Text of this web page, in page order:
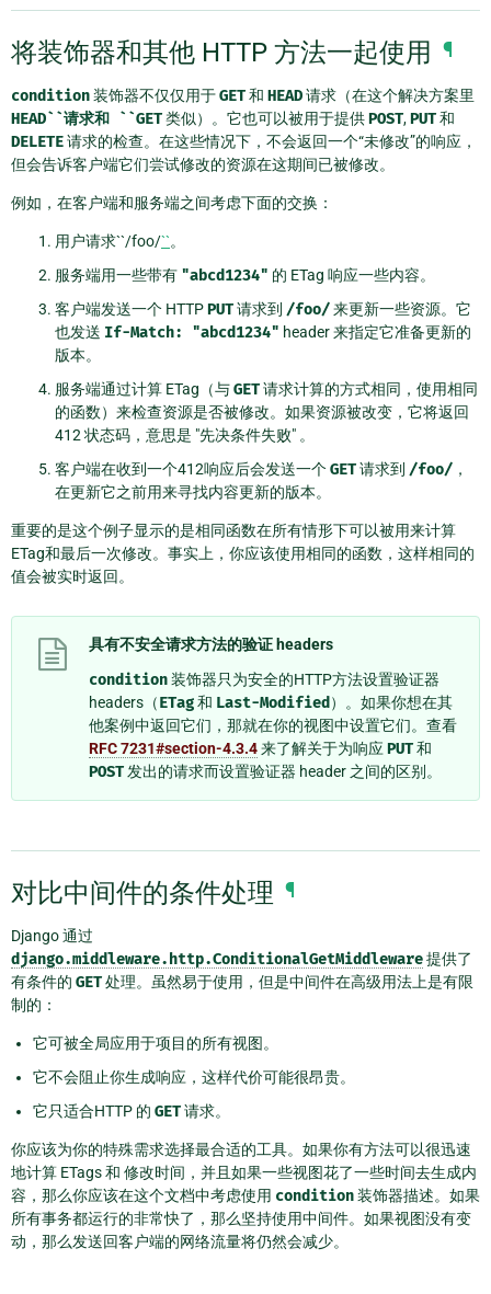
将装饰器和其他 HTTP 方法一起使用 ¶
condition装饰器不仅仅用于GET和 HEAD请求（在这个解决方案里
HEAD``请求和 ``GET类似）。它也可以被用于提供POST,PUT和
DELETE请求的检查。在这些情况下，不会返回一个“未修改”的响应，
但会告诉客户端它们尝试修改的资源在这期间已被修改。
例如，在客户端和服务端之间考虑下面的交换：
用户请求``/foo/``。
服务端用一些带有 "abcd1234" 的 ETag 响应一些内容。
客户端发送一个 HTTPPUT请求到 /foo/来更新一些资源。它
也发送 If-Match: "abcd1234" header 来指定它准备更新的
版本。
服务端通过计算 ETag（与GET请求计算的方式相同，使用相同
的函数）来检查资源是否被修改。如果资源被改变，它将返回
412 状态码，意思是 "先决条件失败" 。
客户端在收到一个412响应后会发送一个GET请求到 /foo/ ，
在更新它之前用来寻找内容更新的版本。
重要的是这个例子显示的是相同函数在所有情形下可以被用来计算
ETag和最后一次修改。事实上，你应该使用相同的函数，这样相同的
值会被实时返回。
具有不安全请求方法的验证 headers
condition装饰器只为安全的HTTP方法设置验证器
headers（ETag和 Last-Modified ）。如果你想在其
他案例中返回它们，那就在你的视图中设置它们。查看
RFC 7231#section-4.3.4来了解关于为响应PUT和
POST发出的请求而设置验证器 header 之间的区别。
对比中间件的条件处理 ¶
Django 通过
django.middleware.http.ConditionalGetMiddleware提供了
有条件的 GET处理。虽然易于使用，但是中间件在高级用法上是有限
制的：
它可被全局应用于项目的所有视图。
它不会阻止你生成响应，这样代价可能很昂贵。
它只适合HTTP 的 GET请求。
你应该为你的特殊需求选择最合适的工具。如果你有方法可以很迅速
地计算 ETags 和 修改时间，并且如果一些视图花了一些时间去生成内
容，那么你应该在这个文档中考虑使用 condition装饰器描述。如果
所有事务都运行的非常快了，那么坚持使用中间件。如果视图没有变
动，那么发送回客户端的网络流量将仍然会减少。